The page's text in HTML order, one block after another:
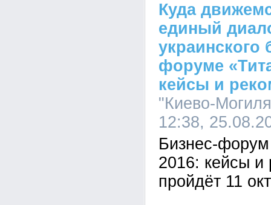
Куда
единый
украинского
форуме
кейсы и
"Киево-
12:38,
Бизнес-
2016: кейсы и
пройдёт 11